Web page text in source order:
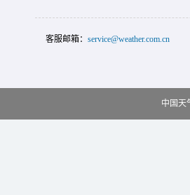
客服邮箱： service@weather.com.cn
中国